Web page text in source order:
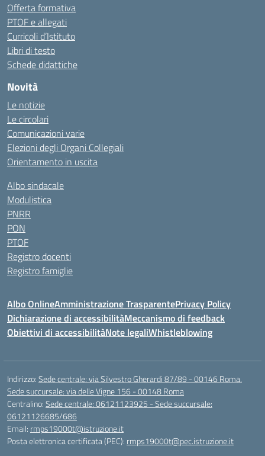
Offerta formativa
PTOF e allegati
Curricoli d’Istituto
Libri di testo
Schede didattiche
Novità
Le notizie
Le circolari
Comunicazioni varie
Elezioni degli Organi Collegiali
Orientamento in uscita
Albo sindacale
Modulistica
PNRR
PON
PTOF
Registro docenti
Registro famiglie
Albo OnlineAmministrazione TrasparentePrivacy Policy
Dichiarazione di accessibilitàMeccanismo di feedback
Obiettivi di accessibilitàNote legaliWhistleblowing
Indirizzo:Sede centrale: via Silvestro Gherardi 87/89 - 00146 Roma.
Sede succursale: via delle Vigne 156 - 00148 Roma
Centralino:Sede centrale: 06121123925 - Sede succursale:
06121126685/686
Email: rmps19000t@istruzione.it
Posta elettronica certificata (PEC): rmps19000t@pec.istruzione.it